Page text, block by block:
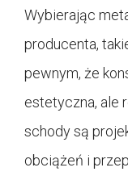
Wybierając
producenta,
pewnym, że
estetyczna, ale
schody są
obciążeń i